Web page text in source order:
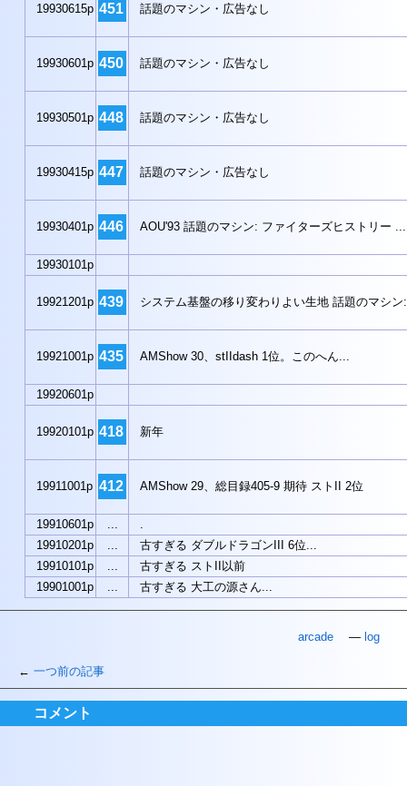
19930615p 451 話題のマシン・広告なし
19930601p 450 話題のマシン・広告なし
19930501p 448 話題のマシン・広告なし
19930415p 447 話題のマシン・広告なし
19930401p 446 AOU'93 話題のマシン: ファイターズヒストリー
19930101p
19921201p 439 システム基盤の移り変わりよい生地 話題のマシン
19921001p 435 AMShow 30、stIIdash 1位。このへん...
19920601p
19920101p 418 新年
19911001p 412 AMShow 29、総目録405-9 期待 ストII 2位
19910601p
19910201p
古すぎる ダブルドラゴンIII 6位...
19910101p
古すぎる ストII以前
19901001p
古すぎる 大工の源さん...
arcade log
一つ前の記事
コメント